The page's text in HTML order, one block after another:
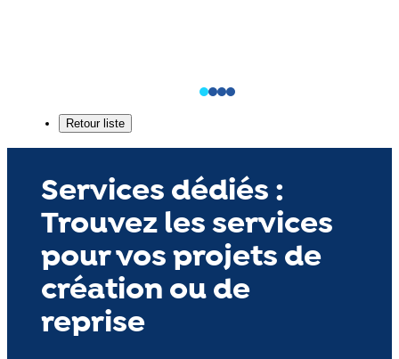
Services dédiés :
Trouvez les services
pour vos projets de
création ou de
reprise